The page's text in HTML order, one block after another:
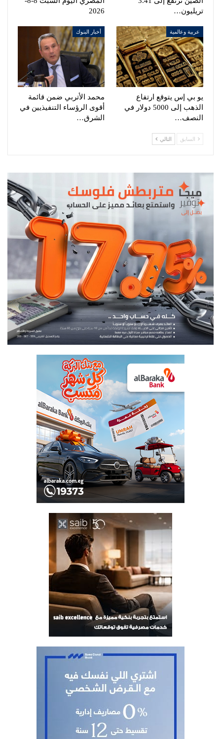
تريليون…
2026
عربية وعالمية
يو بي إس يتوقع ارتفاع
الذهب إلى 5000 دولار في
النصف…
أخبار البنوك
محمد الأتربي ضمن قائمة
أقوى الرؤساء التنفيذيين في
الشرق…
السابق التالي